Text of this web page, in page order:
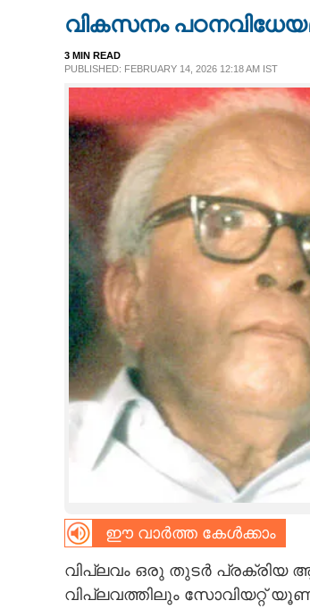
LIFESTYLE
SPIRITUAL
CARTOONS
വികസനം
3 MIN READ
PUBLISHED: FEBRUARY 14, 2026 12:18 AM IST
ഈ വാർത്ത കേൾക്കാം
വിപ്ലവം ഒരു തുടർ പ്രക്രിയ
വിപ്ലവത്തിലും സോവിയറ്റ്